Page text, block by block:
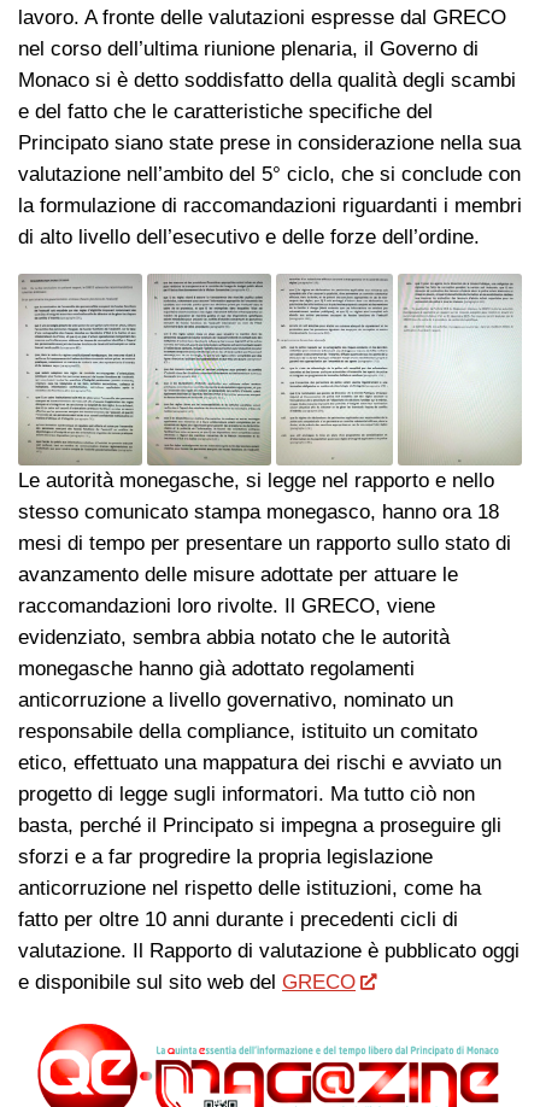
lavoro. A fronte delle valutazioni espresse dal GRECO
nel corso dell’ultima riunione plenaria, il Governo di
Monaco si è detto soddisfatto della qualità degli scambi
e del fatto che le caratteristiche specifiche del
Principato siano state prese in considerazione nella sua
valutazione nell’ambito del 5° ciclo, che si conclude con
la formulazione di raccomandazioni riguardanti i membri
di alto livello dell’esecutivo e delle forze dell’ordine.
Le autorità monegasche, si legge nel rapporto e nello
stesso comunicato stampa monegasco, hanno ora 18
mesi di tempo per presentare un rapporto sullo stato di
avanzamento delle misure adottate per attuare le
raccomandazioni loro rivolte. Il GRECO, viene
evidenziato, sembra abbia notato che le autorità
monegasche hanno già adottato regolamenti
anticorruzione a livello governativo, nominato un
responsabile della compliance, istituito un comitato
etico, effettuato una mappatura dei rischi e avviato un
progetto di legge sugli informatori. Ma tutto ciò non
basta, perché il Principato si impegna a proseguire gli
sforzi e a far progredire la propria legislazione
anticorruzione nel rispetto delle istituzioni, come ha
fatto per oltre 10 anni durante i precedenti cicli di
valutazione. Il Rapporto di valutazione è pubblicato oggi
e disponibile sul sito web del GRECO